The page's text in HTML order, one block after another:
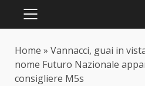
PRIMARY
Home » Vannacci, guai in
nome Futuro Nazionale
consigliere M5s